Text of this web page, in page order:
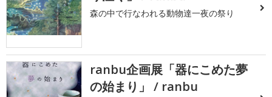
森の中で行なわれる動物達一夜の祭り
ranbu企画展「器にこめた夢
の始まり」 / ranbu